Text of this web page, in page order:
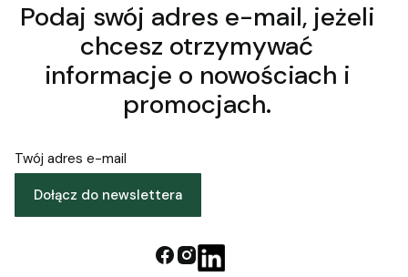
Podaj swój adres e-mail, jeżeli
chcesz otrzymywać
informacje o nowościach i
promocjach.
Twój adres e-mail
Dołącz do newslettera